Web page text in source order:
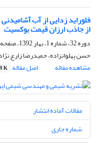
فلوراید زدایی از آب
از جاذب ارزان قیمت بوکسیت
دوره 32، شماره 1، بهار 1392، صفحه
حسن پهلوانزاده، حمیدرضا زارع
مشاهده مقاله
اصل مقاله K
مقالات آماده انتشار
شماره جاری